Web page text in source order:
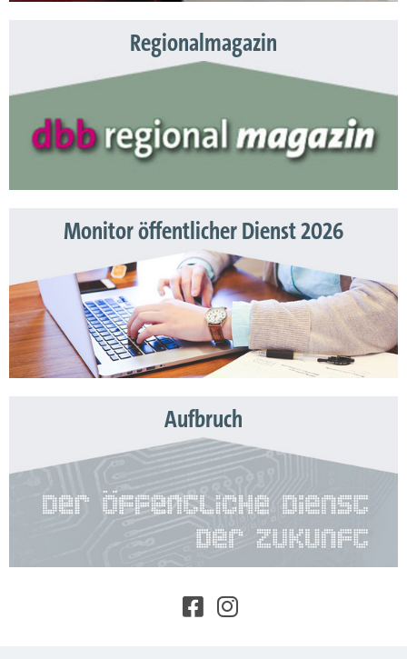
Regionalmagazin
Monitor öffentlicher Dienst 2026
Aufbruch